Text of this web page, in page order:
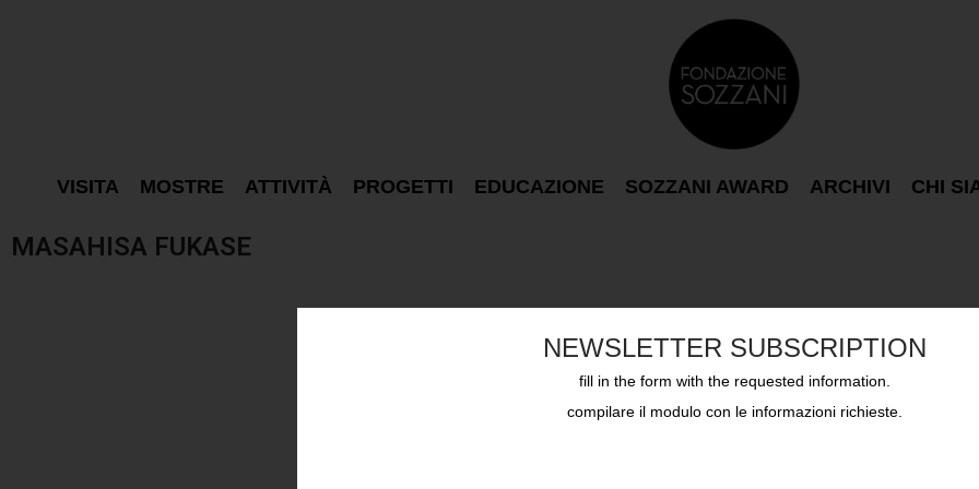
MASAHISA FUKASE
NEWSLETTER SUBSCRIPTION
fill in the form with the requested information.
compilare il modulo con le informazioni richieste.
VISITA MOSTRE ATTIVITÀ PROGETTI EDUCAZIONE SOZZANI AWARD ARCHIVI CHI